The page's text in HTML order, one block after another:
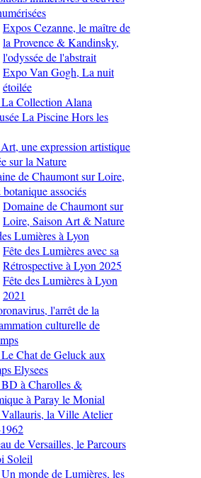
Expos Cezanne, le maître de
la Provence & Kandinsky,
l'odyssée de l'abstrait
Expo Van Gogh, La nuit
étoilée
Collection Alana
La Piscine Hors les
une expression artistique
sur la Nature
de Chaumont sur Loire,
associés
Domaine de Chaumont sur
Loire, Saison Art & Nature
Lumières à Lyon
Fête des Lumières avec sa
Rétrospective à Lyon 2025
Fête des Lumières à Lyon
2021
l'arrêt de la
culturelle de
Chat de Geluck aux
Elysees
à Charolles &
à Paray le Monial
la Ville Atelier
de Versailles, le Parcours
Soleil
monde de Lumières, les